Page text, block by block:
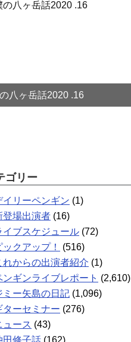
八ヶ岳話2020 .16
ゴリー
イリーペンギン (1)
登場出演者 (16)
イブスケジュール (72)
ックアップ！
(516)
れからの出演者紹介 (1)
ンギンライブレポート (2,610)
ミー矢島の日記 (1,096)
ターセミナー (276)
ュース (43)